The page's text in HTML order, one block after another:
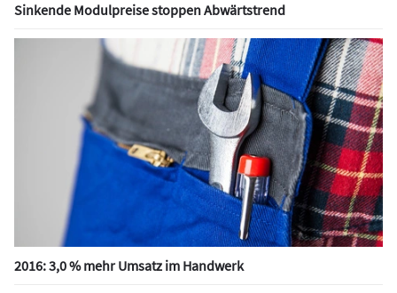
Sinkende Modulpreise stoppen Abwärtstrend
2016: 3,0 % mehr Umsatz im Handwerk